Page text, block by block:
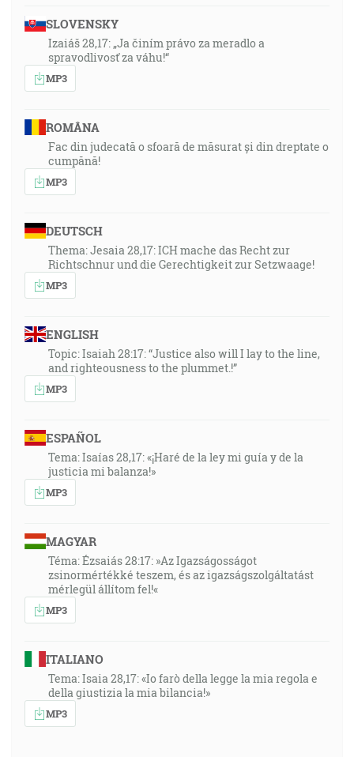
SLOVENSKY
Izaiáš 28,17: „Ja činím právo za meradlo a
spravodlivosť za váhu!“
MP3
ROMÂNA
Fac din judecată o sfoară de măsurat și din dreptate o
cumpănă!
MP3
DEUTSCH
Thema: Jesaia 28,17: ICH mache das Recht zur
Richtschnur und die Gerechtigkeit zur Setzwaage!
MP3
ENGLISH
Topic: Isaiah 28:17: “Justice also will I lay to the line,
and righteousness to the plummet.!”
MP3
ESPAÑOL
Tema: Isaías 28,17: «¡Haré de la ley mi guía y de la
justicia mi balanza!»
MP3
MAGYAR
Téma: Ézsaiás 28:17: »Az Igazságosságot
zsinormértékké teszem, és az igazságszolgáltatást
mérlegül állítom fel!«
MP3
ITALIANO
Tema: Isaia 28,17: «Io farò della legge la mia regola e
della giustizia la mia bilancia!»
MP3